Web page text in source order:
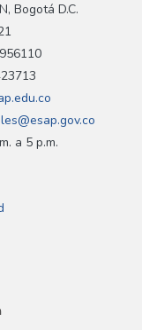
Bogotá D.C.
a 5 p.m.